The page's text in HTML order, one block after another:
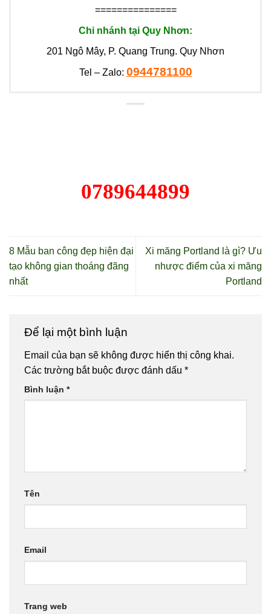
===============
Chi nhánh tại Quy Nhơn:
201 Ngô Mây, P. Quang Trung. Quy Nhơn
Tel – Zalo: 0944781100
0789644899
8 Mẫu ban công đẹp hiện đại
tạo không gian thoáng đãng
nhất
Xi măng Portland là gì? Ưu
nhược điểm của xi măng
Portland
Để lại một bình luận
Email của bạn sẽ không được hiển thị công khai.
Các trường bắt buộc được đánh dấu *
Bình luận *
Tên
Email
Trang web